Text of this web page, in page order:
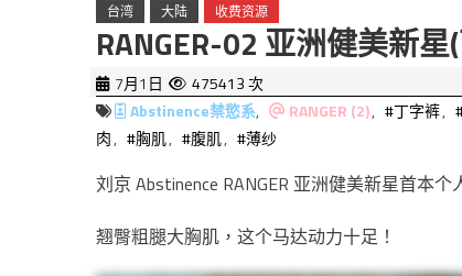
台湾 大陆 收费资源
RANGER-02 亚洲健美新星
7月1日
475413 次
Abstinence禁慾系, RANGER (2), #丁字裤,
肉, #胸肌, #腹肌, #薄纱
刘京 Abstinence RANGER 亚洲健美新星首本个
翘臀粗腿大胸肌，这个马达动力十足！